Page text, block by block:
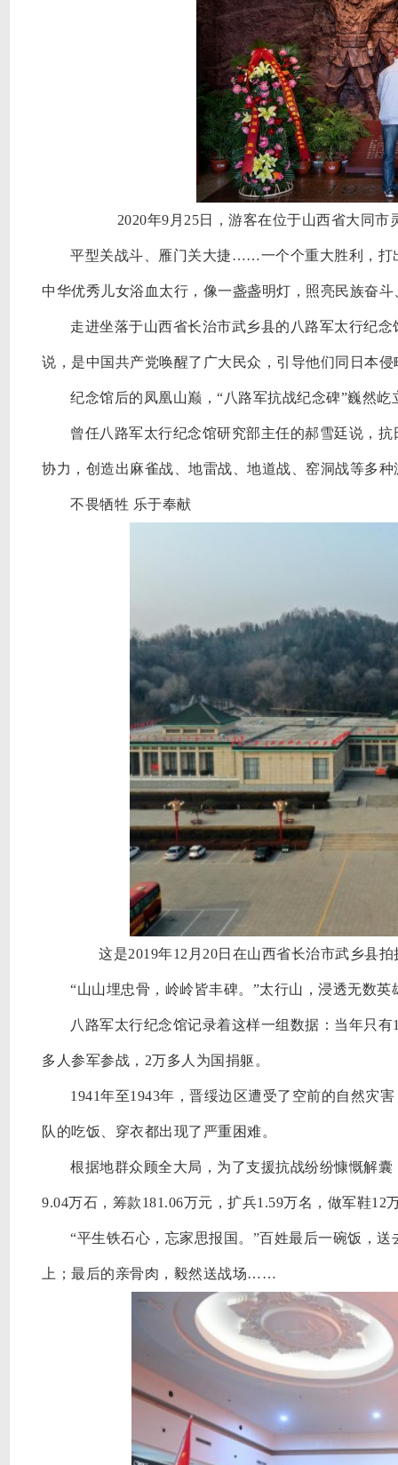
2020年9月25日，游客在位于山西省大同
平型关战斗、雁门关大捷……一个个重大胜利，打
中华优秀儿女浴血太行，像一盏盏明灯，照亮民族奋
走进坐落于山西省长治市武乡县的八路军太行纪念
说，是中国共产党唤醒了广大民众，引导他们同日本
纪念馆后的凤凰山巅， “八路军抗战纪念碑”巍然屹
曾任八路军太行纪念馆研究部主任的郝雪廷说，
协力，创造出麻雀战、地雷战、地道战、窑洞战等多
不畏牺牲 乐于奉献
这是2019年12月20日在山西省长治市武乡县
“山山埋忠骨，岭岭皆丰碑。”太行山，浸透无数英
八路军太行纪念馆记录着这样一组数据：当年只有
多人参军参战，2万多人为国捐躯。
1941年至1943年，晋绥边区遭受了空前的自然灾
队的吃饭、穿衣都出现了严重困难。
根据地群众顾全大局，为了支援抗战纷纷慷慨解
9.04万石，筹款181.06万元，扩兵1.59万名，做军鞋12
“平生铁石心，忘家思报国。”百姓最后一碗饭，
上；最后的亲骨肉，毅然送战场……